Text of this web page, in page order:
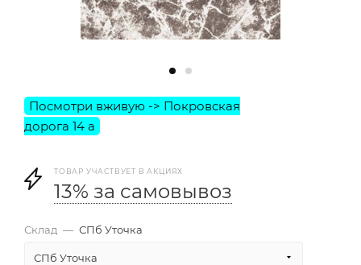
ТОВАР УЧАСТВУЕТ В АКЦИЯХ
13% за самовывоз
Склад — СПб Уточка
СПб Уточка